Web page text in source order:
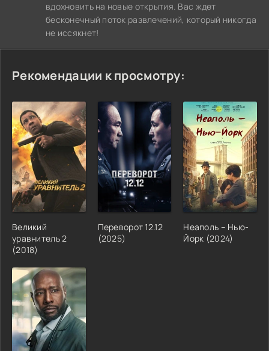
вдохновить на новые открытия. Вас ждет
бесконечный поток развлечений, который никогда
не иссякнет!
Рекомендации к просмотру:
Великий
уравнитель 2
(2018)
Переворот 12.12
(2025)
Неаполь – Нью-
Йорк (2024)